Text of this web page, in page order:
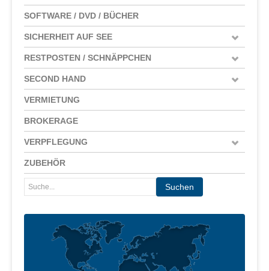
SOFTWARE / DVD / BÜCHER
SICHERHEIT AUF SEE
RESTPOSTEN / SCHNÄPPCHEN
SECOND HAND
VERMIETUNG
BROKERAGE
VERPFLEGUNG
ZUBEHÖR